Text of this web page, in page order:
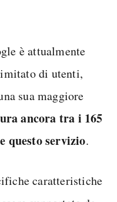
è attualmente
di utenti,
sua maggiore
ancora tra i 165
questo servizio.
caratteristiche